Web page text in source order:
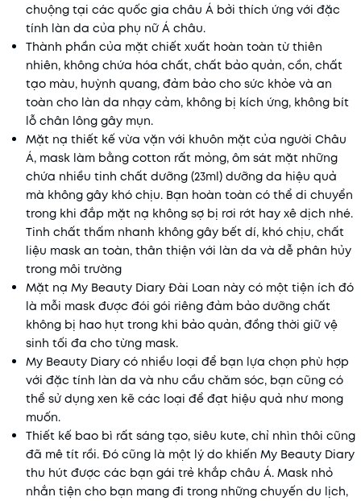
chuộng tại các quốc gia châu Á bởi thích ứng với đặc
tính làn da của phụ nữ Á châu.
Thành phần của mặt chiết xuất hoàn toàn từ thiên
nhiên, không chứa hóa chất, chất bảo quản, cồn, chất
tạo màu, huỳnh quang, đảm bảo cho sức khỏe và an
toàn cho làn da nhạy cảm, không bị kích ứng, không bít
lỗ chân lông gây mụn.
Mặt nạ thiết kế vừa vặn với khuôn mặt của người Châu
Á, mask làm bằng cotton rất mỏng, ôm sát mặt những
chứa nhiều tinh chất dưỡng (23ml) dưỡng da hiệu quả
mà không gây khó chịu. Bạn hoàn toàn có thể di chuyển
trong khi đắp mặt nạ không sợ bị rơi rớt hay xê dịch nhé.
Tinh chất thấm nhanh không gây bết dí, khó chịu, chất
liệu mask an toàn, thân thiện với làn da và dễ phân hủy
trong môi trường
Mặt nạ My Beauty Diary Đài Loan này có một tiện ích đó
là mỗi mask được đói gói riêng đảm bảo dưỡng chất
không bị hao hụt trong khi bảo quản, đồng thời giữ vệ
sinh tối đa cho từng mask.
My Beauty Diary có nhiều loại để bạn lựa chọn phù hợp
với đặc tính làn da và nhu cầu chăm sóc, bạn cũng có
thể sử dụng xen kẽ các loại để đạt hiệu quả như mong
muốn.
Thiết kế bao bì rất sáng tạo, siêu kute, chỉ nhìn thôi cũng
đã mê tít rồi. Đó cũng là một lý do khiến My Beauty Diary
thu hút được các bạn gái trẻ khắp châu Á. Mask nhỏ
nhắn tiện cho bạn mang đi trong những chuyến du lịch,